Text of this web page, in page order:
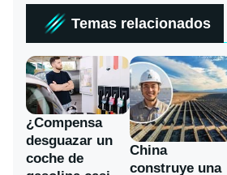
Temas relacionados
¿Compensa
desguazar un
coche de
China
construye una